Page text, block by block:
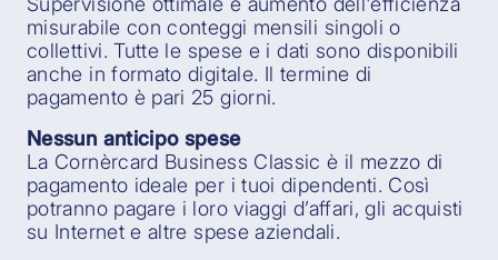
misurabile con conteggi mensili singoli o
collettivi. Tutte le spese e i dati sono disponibili
anche in formato digitale. Il termine di
pagamento è pari 25 giorni.
Nessun anticipo spese
La Cornèrcard Business Classic è il mezzo di
pagamento ideale per i tuoi dipendenti. Così
potranno pagare i loro viaggi d’affari, gli acquisti
su Internet e altre spese aziendali.